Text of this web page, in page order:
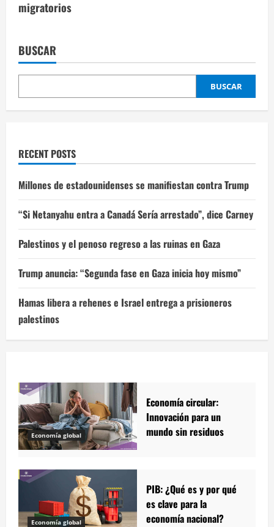
migratorios
BUSCAR
BUSCAR
RECENT POSTS
Millones de estadounidenses se manifiestan contra Trump
“Si Netanyahu entra a Canadá Sería arrestado”, dice Carney
Palestinos y el penoso regreso a las ruinas en Gaza
Trump anuncia: “Segunda fase en Gaza inicia hoy mismo”
Hamas libera a rehenes e Israel entrega a prisioneros
palestinos
Economía global
Economía circular:
Innovación para un
mundo sin residuos
Economía global
PIB: ¿Qué es y por qué
es clave para la
economía nacional?